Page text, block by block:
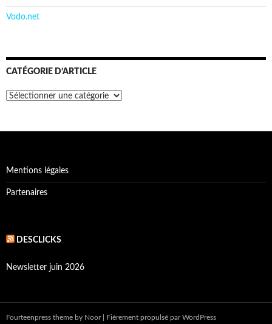
Vodo.net
CATÉGORIE D’ARTICLE
Catégorie
Mentions légales
Partenaires
DESCLICKS
Newsletter juin 2026
Fourteenpress theme by Noor| Fièrement propulsé par WordPress